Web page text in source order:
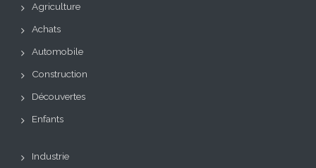
Agriculture
Achats
Automobile
Construction
Découvertes
Enfants
Industrie